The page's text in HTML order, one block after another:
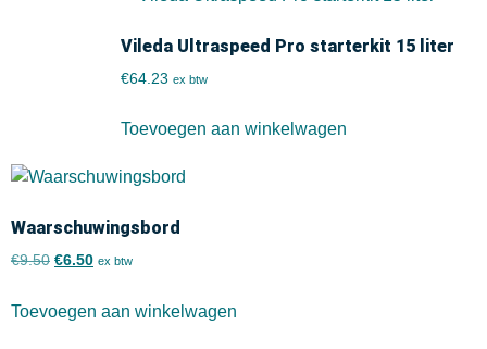
Vileda Ultraspeed Pro starterkit 15 liter
€64.23 ex btw
Toevoegen aan winkelwagen
Waarschuwingsbord
€9.50 €6.50 ex btw
Toevoegen aan winkelwagen